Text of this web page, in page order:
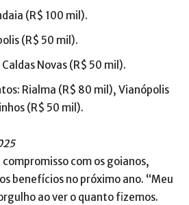
(R$ 100 mil).
(R$ 50 mil).
Novas (R$ 50 mil).
Rialma (R$ 80 mil), Vianópolis
(R$ 50 mil).
com os goianos,
benefícios no próximo ano. “Meu
ao ver o quanto fizemos.